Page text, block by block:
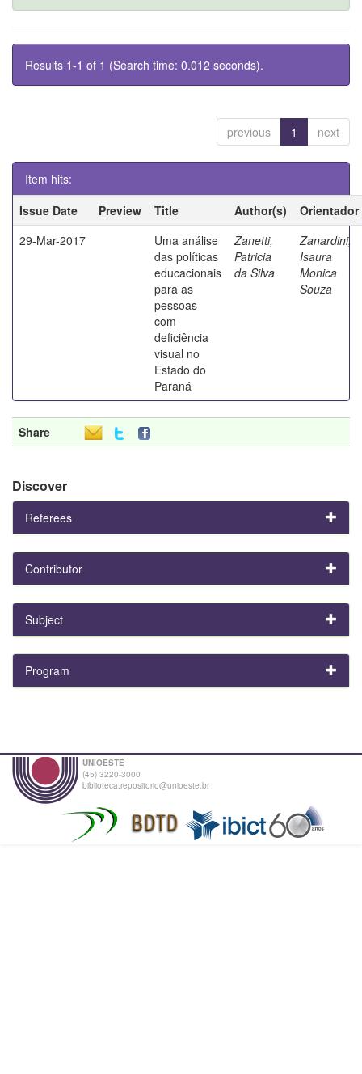
Results 1-1 of 1 (Search time: 0.012 seconds).
previous 1 next
Item hits:
Issue Date
Preview Title Author(s)
Orientador
29-Mar-2017
Uma análise
das políticas
educacionais
para as
pessoas
com
deficiência
visual no
Estado do
Paraná
Zanetti,
Patricia
da Silva
Zanardini,
Isaura
Monica
Souza
Share
Discover
Referees
Contributor
Subject
Program
UNIOESTE
(45) 3220-3000
biblioteca.repositorio@unioeste.br